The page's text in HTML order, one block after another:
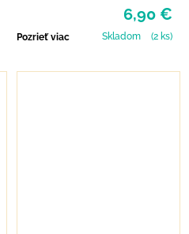
6,90 €
Pozrieť viac Skladom (2 ks)